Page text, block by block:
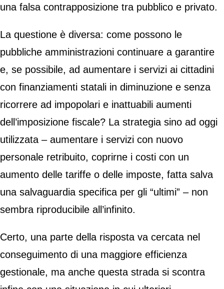
una falsa contrapposizione tra pubblico e privato.
La questione è diversa: come possono le
pubbliche amministrazioni continuare a garantire
e, se possibile, ad aumentare i servizi ai cittadini
con finanziamenti statali in diminuzione e senza
ricorrere ad impopolari e inattuabili aumenti
dell’imposizione fiscale? La strategia sino ad oggi
utilizzata – aumentare i servizi con nuovo
personale retribuito, coprirne i costi con un
aumento delle tariffe o delle imposte, fatta salva
una salvaguardia specifica per gli “ultimi” – non
sembra riproducibile all’infinito.
Certo, una parte della risposta va cercata nel
conseguimento di una maggiore efficienza
gestionale, ma anche questa strada si scontra